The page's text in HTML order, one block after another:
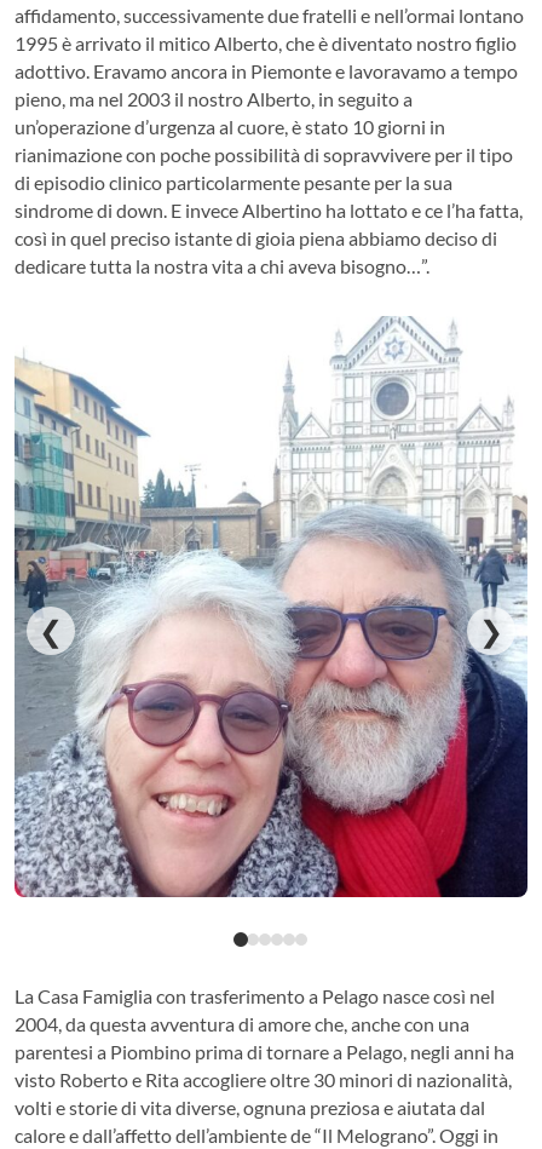
affidamento, successivamente due fratelli e nell’ormai lontano
1995 è arrivato il mitico Alberto, che è diventato nostro figlio
adottivo. Eravamo ancora in Piemonte e lavoravamo a tempo
pieno, ma nel 2003 il nostro Alberto, in seguito a
un’operazione d’urgenza al cuore, è stato 10 giorni in
rianimazione con poche possibilità di sopravvivere per il tipo
di episodio clinico particolarmente pesante per la sua
sindrome di down. E invece Albertino ha lottato e ce l’ha fatta,
così in quel preciso istante di gioia piena abbiamo deciso di
dedicare tutta la nostra vita a chi aveva bisogno…”.
❮ ❯
La Casa Famiglia con trasferimento a Pelago nasce così nel
2004, da questa avventura di amore che, anche con una
parentesi a Piombino prima di tornare a Pelago, negli anni ha
visto Roberto e Rita accogliere oltre 30 minori di nazionalità,
volti e storie di vita diverse, ognuna preziosa e aiutata dal
calore e dall’affetto dell’ambiente de “Il Melograno”. Oggi in